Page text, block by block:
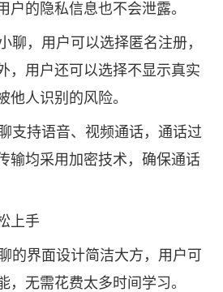
户的隐私信息也不会泄露。
聊，用户可以选择匿名注册，
，用户还可以选择不显示真实
他人识别的风险。
支持语音、视频通话，通话过
输均采用加密技术，确保通话
上手
的界面设计简洁大方，用户可
，无需花费太多时间学习。